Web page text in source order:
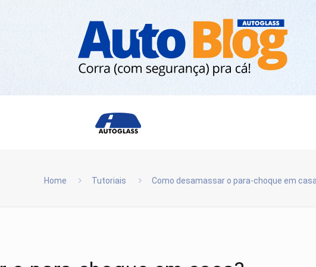
Home Tutoriais Como desamassar o para-choque em